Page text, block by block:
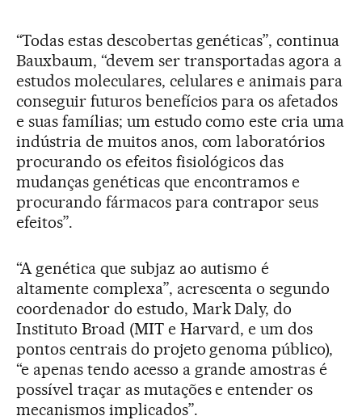
“Todas estas descobertas genéticas”, continua
Bauxbaum, “devem ser transportadas agora a
estudos moleculares, celulares e animais para
conseguir futuros benefícios para os afetados
e suas famílias; um estudo como este cria uma
indústria de muitos anos, com laboratórios
procurando os efeitos fisiológicos das
mudanças genéticas que encontramos e
procurando fármacos para contrapor seus
efeitos”.
“A genética que subjaz ao autismo é
altamente complexa”, acrescenta o segundo
coordenador do estudo, Mark Daly, do
Instituto Broad (MIT e Harvard, e um dos
pontos centrais do projeto genoma público),
“e apenas tendo acesso a grande amostras é
possível traçar as mutações e entender os
mecanismos implicados”.